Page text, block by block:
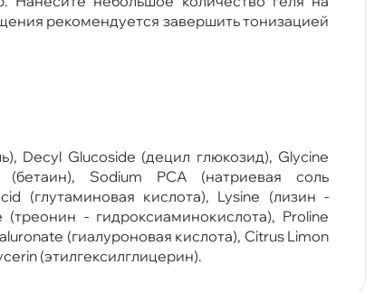
рекомендуется завершить тонизацией
Decyl Glucoside (децил глюкозид), Glycine
(бетаин), Sodium PCA (натриевая соль
(глутаминовая кислота), Lysine (лизин -
- гидроксиаминокислота), Proline
(гиалуроновая кислота), Citrus Limon
(этилгексилглицерин).